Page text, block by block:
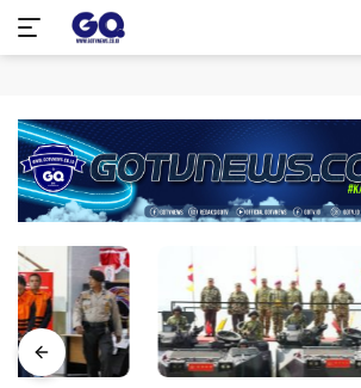
konten